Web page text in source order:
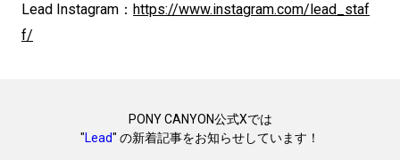
Lead Instagram： https://www.instagram.com/lead_staf
f/
PONY CANYON公式Xでは
"Lead" の新着記事をお知らせしています！